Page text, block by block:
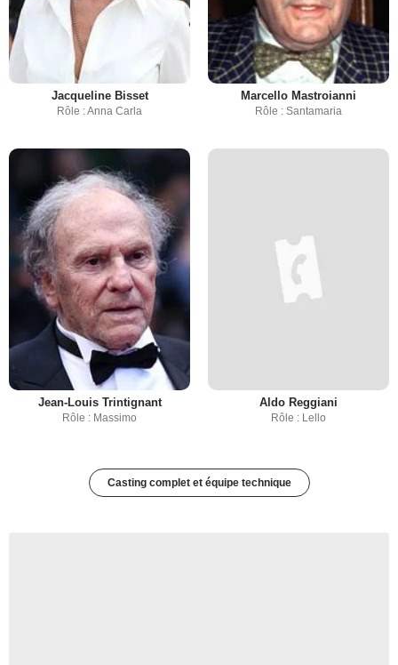
Jacqueline Bisset
Rôle : Anna Carla
Marcello Mastroianni
Rôle : Santamaria
Jean-Louis Trintignant
Rôle : Massimo
Aldo Reggiani
Rôle : Lello
Casting complet et équipe technique